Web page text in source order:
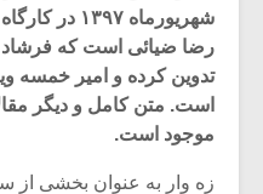
رضا ضیائی است که فرشاد
تدوین کرده و امیر خمسه
است. متن کامل و دیگر
موجود است.
زه وار به عنوان بخشی از